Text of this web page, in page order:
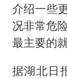
介绍一些
况非常危
最主要的
据湖北日